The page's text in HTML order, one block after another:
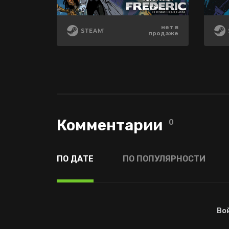
нет в
продаже
нет в
продаже
нет в
продаже
Комментарии 0
ПО ДАТЕ ПО ПОПУЛЯРНОСТИ